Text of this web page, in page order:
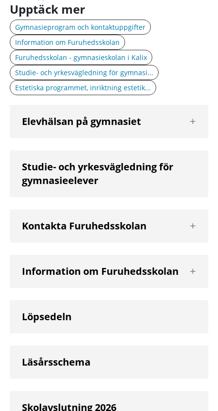
Upptäck mer
Gymnasieprogram och kontaktuppgifter
Information om Furuhedsskolan
Furuhedsskolan - gymnasieskolan i Kalix
Studie- och yrkesvägledning för gymnasi...
Estetiska programmet, inriktning estetik...
Elevhälsan på gymnasiet
nästa
Studie- och yrkesvägledning för
gymnasieelever
Kontakta Furuhedsskolan
nästa
Information om Furuhedsskolan
nästa
Löpsedeln
Läsårsschema
Skolavslutning 2026